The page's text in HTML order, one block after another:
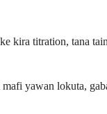
kira titration, tana
yawan lokuta,